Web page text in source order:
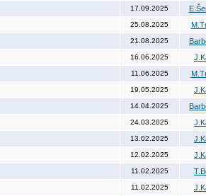
17.09.2025
25.08.2025
21.08.2025
16.06.2025
11.06.2025
19.05.2025
14.04.2025
24.03.2025
13.02.2025
12.02.2025
11.02.2025
11.02.2025